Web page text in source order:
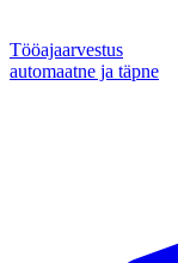
Tööajaarvestus
automaatne ja täpne